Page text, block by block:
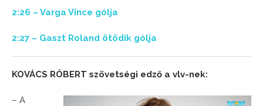
2:26 – Varga Vince gólja
2:27 – Gaszt Roland ötödik gólja
KOVÁCS RÓBERT szövetségi edző a vlv-nek:
– A